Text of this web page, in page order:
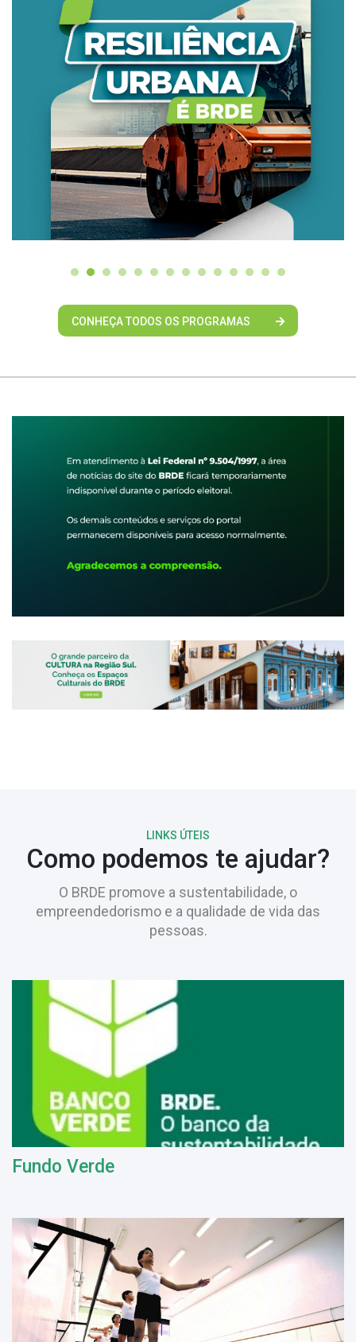
CONHEÇA TODOS OS PROGRAMAS
LINKS ÚTEIS
Como podemos te ajudar?
O BRDE promove a sustentabilidade, o
empreendedorismo e a qualidade de vida das
pessoas.
Fundo Verde